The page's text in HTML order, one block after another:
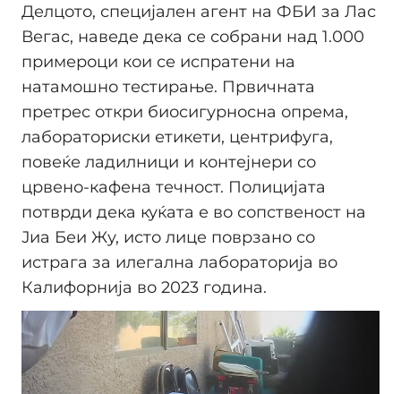
Делцото, специјален агент на ФБИ за Лас
Вегас, наведе дека се собрани над 1.000
примероци кои се испратени на
натамошно тестирање. Првичната
претрес откри биосигурносна опрема,
лабораториски етикети, центрифуга,
повеќе ладилници и контејнери со
црвено-кафена течност. Полицијата
потврди дека куќата е во сопственост на
Јиа Беи Жу, исто лице поврзано со
истрага за илегална лабораторија во
Калифорнија во 2023 година.